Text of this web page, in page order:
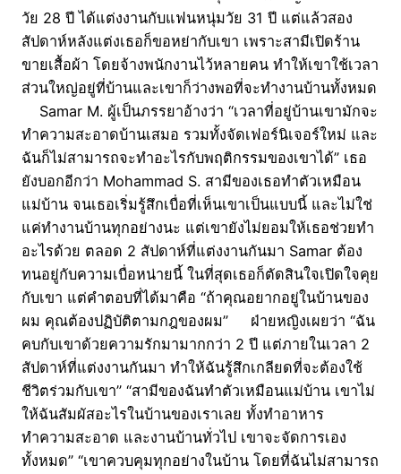
วัย 28 ปี ได้แต่งงานกับแฟนหนุ่มวัย 31 ปี แต่แล้วสอง
สัปดาห์หลังแต่งเธอก็ขอหย่ากับเขา เพราะสามีเปิดร้าน
ขายเสื้อผ้า โดยจ้างพนักงานไว้หลายคน ทำให้เขาใช้เวลา
ส่วนใหญ่อยู่ที่บ้านและเขาก็ว่างพอที่จะทำงานบ้านทั้งหมด
Samar M. ผู้เป็นภรรยาอ้างว่า “เวลาที่อยู่บ้านเขามักจะ
ทำความสะอาดบ้านเสมอ รวมทั้งจัดเฟอร์นิเจอร์ใหม่ และ
ฉันก็ไม่สามารถจะทำอะไรกับพฤติกรรมของเขาได้” เธอ
ยังบอกอีกว่า Mohammad S. สามีของเธอทำตัวเหมือน
แม่บ้าน จนเธอเริ่มรู้สึกเบื่อที่เห็นเขาเป็นแบบนี้ และไม่ใช่
แค่ทำงานบ้านทุกอย่างนะ แต่เขายังไม่ยอมให้เธอช่วยทำ
อะไรด้วย ตลอด 2 สัปดาห์ที่แต่งงานกันมา Samar ต้อง
ทนอยู่กับความเบื่อหน่ายนี้ ในที่สุดเธอก็ตัดสินใจเปิดใจคุย
กับเขา แต่คำตอบที่ได้มาคือ “ถ้าคุณอยากอยู่ในบ้านของ
ผม คุณต้องปฏิบัติตามกฎของผม” ฝ่ายหญิงเผยว่า “ฉัน
คบกับเขาด้วยความรักมามากกว่า 2 ปี แต่ภายในเวลา 2
สัปดาห์ที่แต่งงานกันมา ทำให้ฉันรู้สึกเกลียดที่จะต้องใช้
ชีวิตร่วมกับเขา” “สามีของฉันทำตัวเหมือนแม่บ้าน เขาไม่
ให้ฉันสัมผัสอะไรในบ้านของเราเลย ทั้งทำอาหาร
ทำความสะอาด และงานบ้านทั่วไป เขาจะจัดการเอง
ทั้งหมด” “เขาควบคุมทุกอย่างในบ้าน โดยที่ฉันไม่สามารถ